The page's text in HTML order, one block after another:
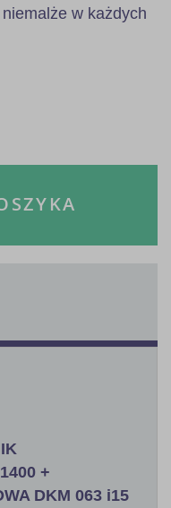
niemalże w każdych
+
DKM 063 i15